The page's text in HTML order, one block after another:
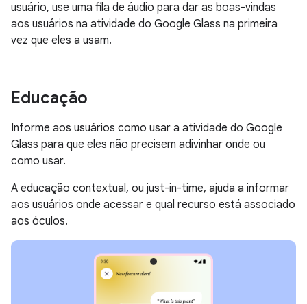
usuário, use uma fila de áudio para dar as boas-vindas
aos usuários na atividade do Google Glass na primeira
vez que eles a usam.
Educação
Informe aos usuários como usar a atividade do Google
Glass para que eles não precisem adivinhar onde ou
como usar.
A educação contextual, ou just-in-time, ajuda a informar
aos usuários onde acessar e qual recurso está associado
aos óculos.